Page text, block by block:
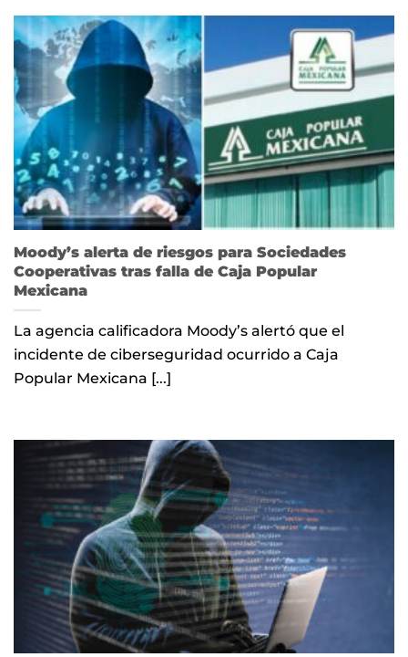
Moody’s alerta de riesgos para Sociedades
Cooperativas tras falla de Caja Popular
Mexicana
La agencia calificadora Moody’s alertó que el
incidente de ciberseguridad ocurrido a Caja
Popular Mexicana [...]